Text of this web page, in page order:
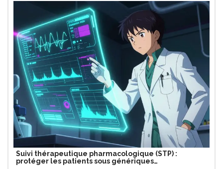
Suivi thérapeutique pharmacologique (STP) :
protéger les patients sous génériques